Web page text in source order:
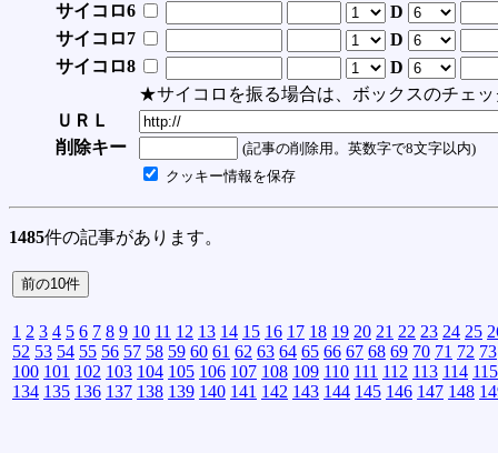
サイコロ6
D
サイコロ7
D
サイコロ8
D
★サイコロを振る場合は、ボックスのチェッ
ＵＲＬ
削除キー
(記事の削除用。英数字で8文字以内)
クッキー情報を保存
1485件の記事があります。
1 2 3 4 5 6 7 8 9 10 11 12 13 14 15 16 17 18 19 20 21 22 23 24 25
52 53 54 55 56 57 58 59 60 61 62 63 64 65 66 67 68 69 70 71 72 73
100 101 102 103 104 105 106 107 108 109 110 111 112 113 114 115
134 135 136 137 138 139 140 141 142 143 144 145 146 147 148